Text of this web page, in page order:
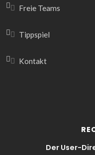
Freie Teams
Tippspiel
Kontakt
Der User-